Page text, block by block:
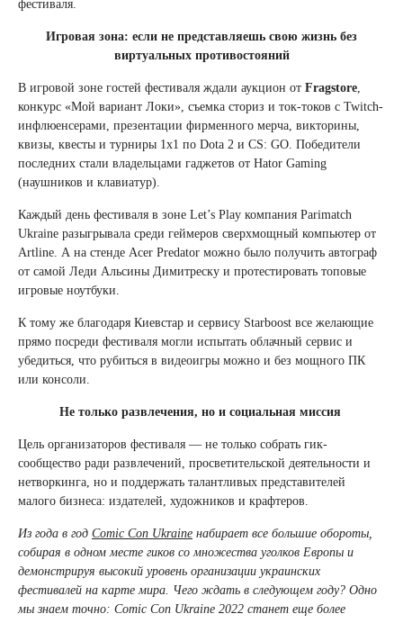
фестиваля.
Игровая зона: если не представляешь свою жизнь без
виртуальных противостояний
В игровой зоне гостей фестиваля ждали аукцион от Fragstore,
конкурс «Мой вариант Локи», съемка сториз и ток-токов с Twitch-
инфлюенсерами, презентации фирменного мерча, викторины,
квизы, квесты и турниры 1х1 по Dota 2 и CS: GO. Победители
последних стали владельцами гаджетов от Hator Gaming
(наушников и клавиатур).
Каждый день фестиваля в зоне Let’s Play компания Parimatch
Ukraine разыгрывала среди геймеров сверхмощный компьютер от
Artline. А на стенде Acer Predator можно было получить автограф
от самой Леди Альсины Димитреску и протестировать топовые
игровые ноутбуки.
К тому же благодаря Киевстар и сервису Starboost все желающие
прямо посреди фестиваля могли испытать облачный сервис и
убедиться, что рубиться в видеоигры можно и без мощного ПК
или консоли.
Не только развлечения, но и социальная миссия
Цель организаторов фестиваля — не только собрать гик-
сообщество ради развлечений, просветительской деятельности и
нетворкинга, но и поддержать талантливых представителей
малого бизнеса: издателей, художников и крафтеров.
Из года в год Comic Con Ukraine набирает все большие обороты,
собирая в одном месте гиков со множества уголков Европы и
демонстрируя высокий уровень организации украинских
фестивалей на карте мира. Чего ждать в следующем году? Одно
мы знаем точно: Comic Con Ukraine 2022 станет еще более